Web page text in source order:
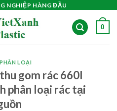
NGHIỆP HÀNG ĐẦU
0
LOẠI
gom rác 660l
phân loại rác tại